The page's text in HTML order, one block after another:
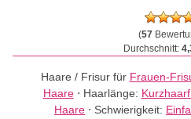
(57
Durchschnitt:
Haare / Frisur für Frauen-
Haare⋅ Haarlänge:
Haare ⋅ Schwierigkeit: